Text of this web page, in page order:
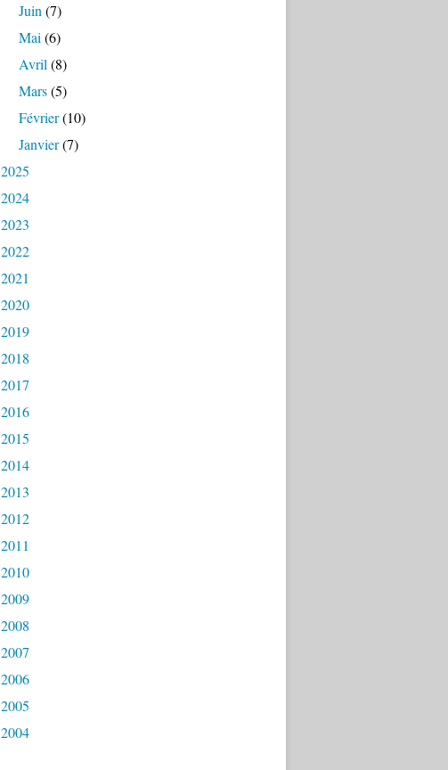
Juin (7)
Mai (6)
Avril (8)
Mars(5)
Février(10)
Janvier(7)
2025
2024
2023
2022
2021
2020
2019
2018
2017
2016
2015
2014
2013
2012
2011
2010
2009
2008
2007
2006
2005
2004